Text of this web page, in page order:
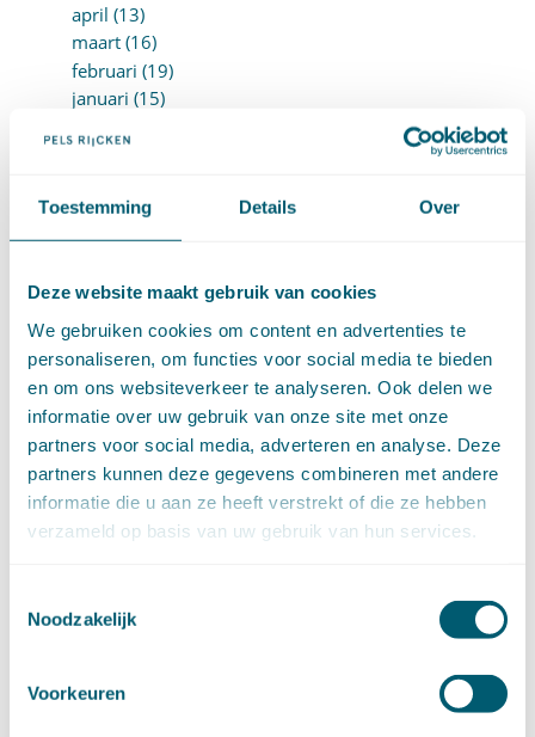
Toestemming Details Over
Deze website maakt gebruik van cookies
We gebruiken cookies om content en advertenties te
personaliseren, om functies voor social media te bieden
en om ons websiteverkeer te analyseren. Ook delen we
informatie over uw gebruik van onze site met onze
partners voor social media, adverteren en analyse. Deze
partners kunnen deze gegevens combineren met andere
informatie die u aan ze heeft verstrekt of die ze hebben
verzameld op basis van uw gebruik van hun services.
Noodzakelijk
Voorkeuren
april (13)
maart (16)
februari (19)
januari (15)
december (15)
oktober (13)
juli (4)
mei (6)
april (11)
maart (14)
februari (11)
januari (15)
►
2020 (154)
december (6)
november (14)
augustus (2)
mei (12)